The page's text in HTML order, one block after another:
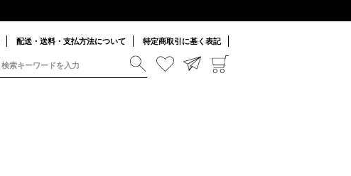
配送・送料・支払方法について 特定商取引に基く表記